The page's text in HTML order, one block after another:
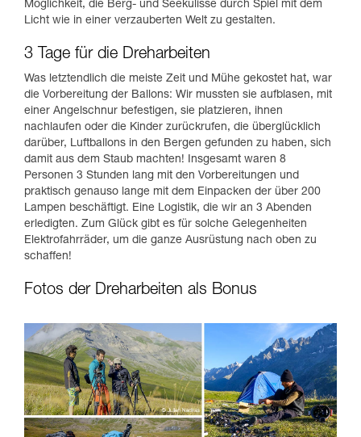
Möglichkeit, die Berg- und Seekulisse durch Spiel mit dem
Licht wie in einer verzauberten Welt zu gestalten.
3 Tage für die Dreharbeiten
Was letztendlich die meiste Zeit und Mühe gekostet hat, war
die Vorbereitung der Ballons: Wir mussten sie aufblasen, mit
einer Angelschnur befestigen, sie platzieren, ihnen
nachlaufen oder die Kinder zurückrufen, die überglücklich
darüber, Luftballons in den Bergen gefunden zu haben, sich
damit aus dem Staub machten! Insgesamt waren 8
Personen 3 Stunden lang mit den Vorbereitungen und
praktisch genauso lange mit dem Einpacken der über 200
Lampen beschäftigt. Eine Logistik, die wir an 3 Abenden
erledigten. Zum Glück gibt es für solche Gelegenheiten
Elektrofahrräder, um die ganze Ausrüstung nach oben zu
schaffen!
Fotos der Dreharbeiten als Bonus